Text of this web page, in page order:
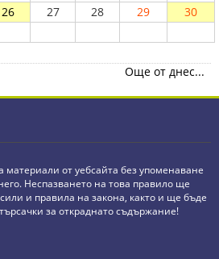
26 27 28 29
30
Още от днес...
материали от уебсайта без упоменаване
Неспазването на това правило ще
и правила на закона, както и ще бъде
за откраднато съдържание!